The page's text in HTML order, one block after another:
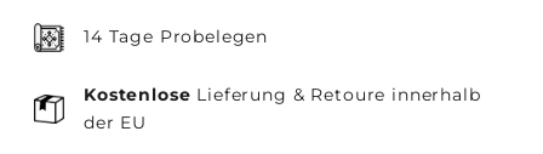
14 Tage Probelegen
Kostenlose Lieferung & Retoure innerhalb
der EU